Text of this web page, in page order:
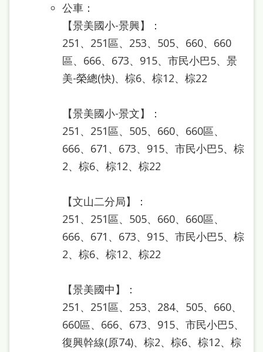
公車：
【景美國小-景興】：
251、251區、253、505、660、660
區、666、673、915、市民小巴5、景
美-榮總(快)、棕6、棕12、棕22
【景美國小-景文】：
251、251區、505、660、660區、
666、671、673、915、市民小巴5、棕
2、棕6、棕12、棕22
【文山二分局】：
251、251區、505、660、660區、
666、671、673、915、市民小巴5、棕
2、棕6、棕12、棕22
【景美國中】：
251、251區、253、284、505、660、
660區、666、673、915、市民小巴5、
復興幹線(原74)、棕2、棕6、棕12、棕